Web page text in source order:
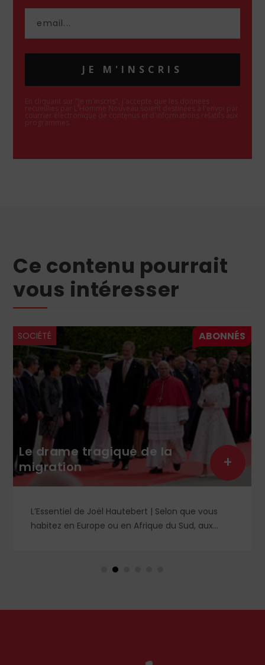
JE M'INSCRIS
En cliquant sur "Je m'inscris", j'accepte que les données
recueillies par L'Homme Nouveau soient destinées à l'envoi par
courrier électronique de contenus et d'informations relatifs aux
programmes.
Ce contenu pourrait
vous intéresser
SOCIÉTÉ
Le drame tragique de la
migration
L’Essentiel de Joël Hautebert | Selon que vous
habitez en Europe ou en Afrique du Sud, aux
événements aux Pays-Bas ou en Irlande
comme l'a rappelé Léon XIV récemment.
+